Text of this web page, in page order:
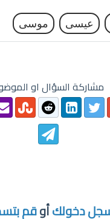
عيسى موسى
مشاركة السؤال او
دخولكأوقم